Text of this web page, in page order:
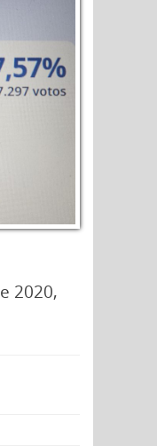
2020,